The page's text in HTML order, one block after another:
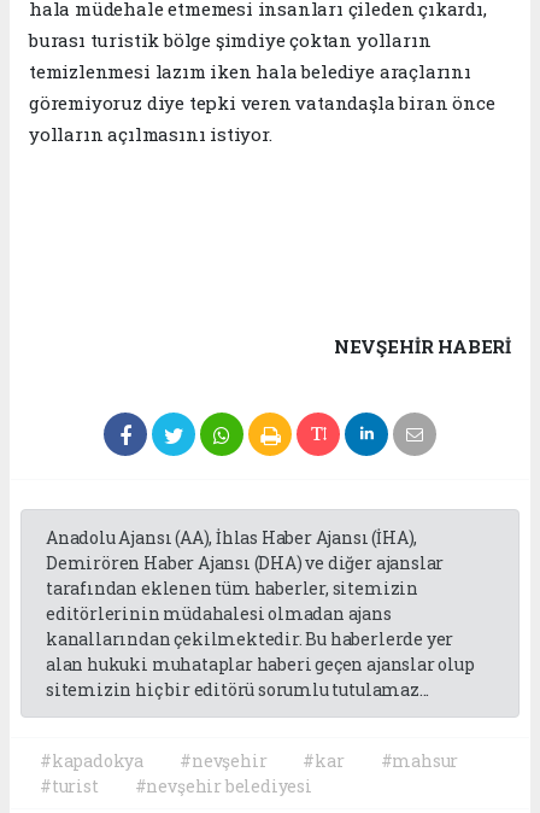
hala müdehale etmemesi insanları çileden çıkardı,
burası turistik bölge şimdiye çoktan yolların
temizlenmesi lazım iken hala belediye araçlarını
göremiyoruz diye tepki veren vatandaşla biran önce
yolların açılmasını istiyor.
NEVŞEHIR HABERİ
Anadolu Ajansı (AA), İhlas Haber Ajansı (İHA),
Demirören Haber Ajansı (DHA) ve diğer ajanslar
tarafından eklenen tüm haberler, sitemizin
editörlerinin müdahalesi olmadan ajans
kanallarından çekilmektedir. Bu haberlerde yer
alan hukuki muhataplar haberi geçen ajanslar olup
sitemizin hiç bir editörü sorumlu tutulamaz...
#kapadokya #nevşehir #kar
#mahsur
#turist
#nevşehir belediyesi